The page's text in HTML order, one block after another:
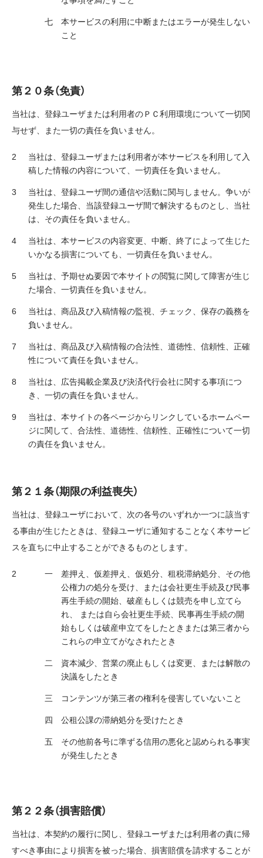
本サービスの利用に中断またはエラーが発生しない
こと
第２０条（免責）
当社は、登録ユーザまたは利用者のＰＣ利用環境について一切関
与せず、また一切の責任を負いません。
当社は、登録ユーザまたは利用者が本サービスを利用して入
稿した情報の内容について、一切責任を負いません。
当社は、登録ユーザ間の通信や活動に関与しません。争いが
発生した場合、当該登録ユーザ間で解決するものとし、当社
は、その責任を負いません。
当社は、本サービスの内容変更、中断、終了によって生じた
いかなる損害についても、一切責任を負いません。
当社は、予期せぬ要因で本サイトの閲覧に関して障害が生じ
た場合、一切責任を負いません。
当社は、商品及び入稿情報の監視、チェック、保存の義務を
負いません。
当社は、商品及び入稿情報の合法性、道徳性、信頼性、正確
性について責任を負いません。
当社は、広告掲載企業及び決済代行会社に関する事項につ
き、一切の責任を負いません。
当社は、本サイトの各ページからリンクしているホームペー
ジに関して、合法性、道徳性、信頼性、正確性について一切
の責任を負いません。
第２１条（期限の利益喪失）
当社は、登録ユーザにおいて、次の各号のいずれか一つに該当す
る事由が生じたときは、登録ユーザに通知することなく本サービ
スを直ちに中止することができるものとします。
差押え、仮差押え、仮処分、租税滞納処分、その他
公権力の処分を受け、または会社更生手続及び民事
再生手続の開始、破産もしくは競売を申し立てら
れ、 または自ら会社更生手続、民事再生手続の開
始もしくは破産申立てをしたときまたは第三者から
これらの申立てがなされたとき
資本減少、営業の廃止もしくは変更、または解散の
決議をしたとき
コンテンツが第三者の権利を侵害していないこと
公租公課の滞納処分を受けたとき
その他前各号に準ずる信用の悪化と認められる事実
が発生したとき
第２２条（損害賠償）
当社は、本契約の履行に関し、登録ユーザまたは利用者の責に帰
すべき事由により損害を被った場合、損害賠償を請求することが